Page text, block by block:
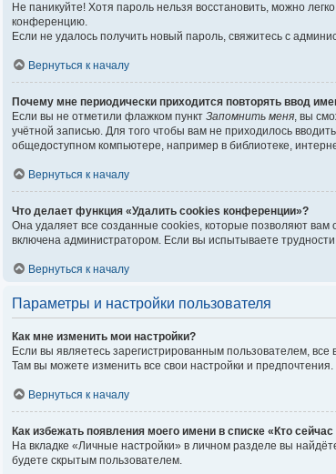
Не паникуйте! Хотя пароль нельзя восстановить, можно
конференцию.
Если не удалось получить новый пароль, свяжитесь с
Вернуться к началу
Почему мне периодически приходится повторять ввод
Если вы не отметили флажком пункт Запомнить меня, вы
учётной записью. Для того чтобы вам не приходилось
общедоступном компьютере, например в библиотеке,
Вернуться к началу
Что делает функция «Удалить cookies конференции»?
Она удаляет все созданные cookies, которые позволяют вам
включена администратором. Если вы испытываете
Вернуться к началу
Параметры и настройки пользователя
Как мне изменить мои настройки?
Если вы являетесь зарегистрированным пользователем,
Там вы можете изменить все свои настройки и предпочтения.
Вернуться к началу
Как избежать появления моего имени в списке «Кто
На вкладке «Личные настройки» в личном разделе вы
будете скрытым пользователем.